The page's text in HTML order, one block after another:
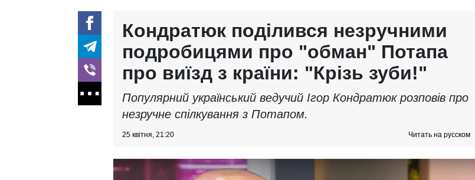
Кондратюк поділився незручними
подробицями про "обман" Потапа
про виїзд з країни: "Крізь зуби!"
Популярний український ведучий Ігор Кондратюк розповів про
незручне спілкування з Потапом.
25 квітня, 21:20 Читать на русском